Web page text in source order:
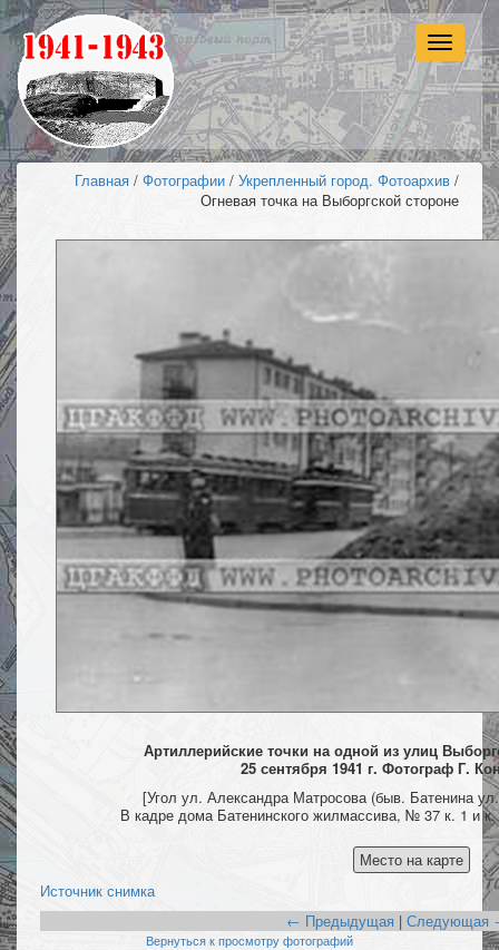
Главная / Фотографии / Укрепленный город. Фотоархив /
Огневая точка на Выборгской стороне
Артиллерийские точки на одной из улиц
25 сентября 1941 г. Фотограф Г.
[Угол ул. Александра Матросова (быв. Батенина
В кадре дома Батенинского жилмассива, № 37 к. 1 и
Источник снимка
← Предыдущая | Следующая
Вернуться к просмотру фотографий